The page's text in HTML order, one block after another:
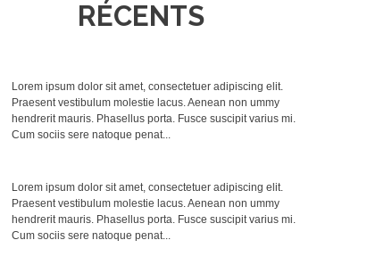
RÉCENTS
Lorem ipsum dolor sit amet, consectetuer adipiscing elit.
Praesent vestibulum molestie lacus. Aenean non ummy
hendrerit mauris. Phasellus porta. Fusce suscipit varius mi.
Cum sociis sere natoque penat...
Lorem ipsum dolor sit amet, consectetuer adipiscing elit.
Praesent vestibulum molestie lacus. Aenean non ummy
hendrerit mauris. Phasellus porta. Fusce suscipit varius mi.
Cum sociis sere natoque penat...